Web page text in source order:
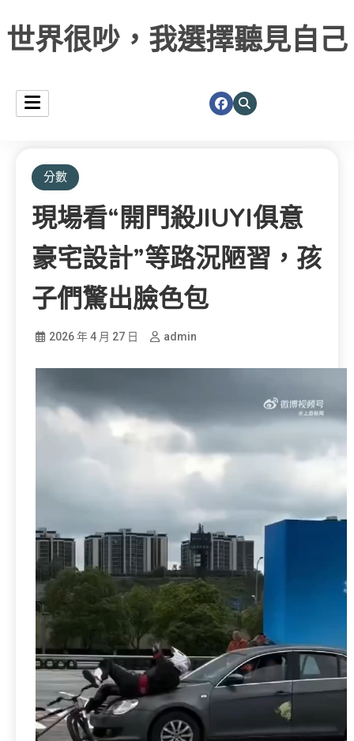
世界很吵，我選擇聽見自己
分數
現場看“開門殺JIUYI俱意
豪宅設計”等路況陋習，孩
子們驚出臉色包
2026 年 4 月 27 日 admin